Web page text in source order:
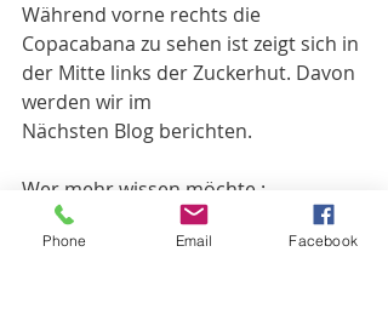
Während vorne rechts die
Copacabana zu sehen ist zeigt sich in
der Mitte links der Zuckerhut. Davon
werden wir im
Nächsten Blog berichten.
Wer mehr wissen möchte :
https://de.m.wikipedia.org/wiki/Cristo
_Redentor_(Rio_de_Janeiro)
Phone Email Facebook